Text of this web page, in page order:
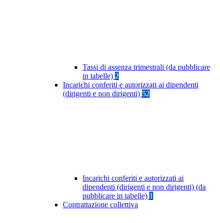
Tassi di assenza trimestrali (da pubblicare
in tabelle) 2
Incarichi conferiti e autorizzati ai dipendenti
(dirigenti e non dirigenti) 52
Incarichi conferiti e autorizzati ai
dipendenti (dirigenti e non dirigenti) (da
pubblicare in tabelle) 1
Contrattazione collettiva